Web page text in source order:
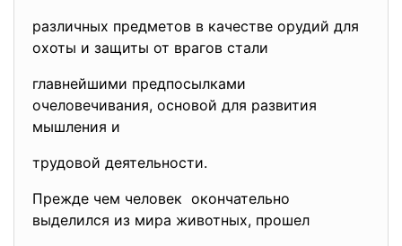
различных предметов в качестве орудий для
охоты и защиты от врагов стали
главнейшими предпосылками
очеловечивания, основой для развития
мышления и
трудовой деятельности.
Прежде чем человек окончательно
выделился из мира животных, прошел